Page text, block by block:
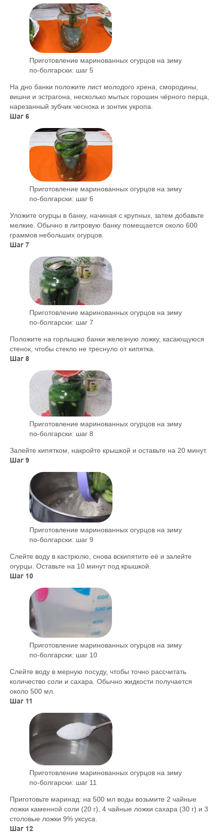
Приготовление маринованных огурцов на зиму
по-болгарски: шаг 5
На дно банки положите лист молодого хрена, смородины,
вишни и эстрагона, несколько мытых горошин чёрного перца,
нарезанный зубчик чеснока и зонтик укропа.
Шаг 6
Приготовление маринованных огурцов на зиму
по-болгарски: шаг 6
Уложите огурцы в банку, начиная с крупных, затем добавьте
мелкие. Обычно в литровую банку помещается около 600
граммов небольших огурцов.
Шаг 7
Приготовление маринованных огурцов на зиму
по-болгарски: шаг 7
Положите на горлышко банки железную ложку, касающуюся
стенок, чтобы стекло не треснуло от кипятка.
Шаг 8
Приготовление маринованных огурцов на зиму
по-болгарски: шаг 8
Залейте кипятком, накройте крышкой и оставьте на 20 минут.
Шаг 9
Приготовление маринованных огурцов на зиму
по-болгарски: шаг 9
Слейте воду в кастрюлю, снова вскипятите её и залейте
огурцы. Оставьте на 10 минут под крышкой.
Шаг 10
Приготовление маринованных огурцов на зиму
по-болгарски: шаг 10
Слейте воду в мерную посуду, чтобы точно рассчитать
количество соли и сахара. Обычно жидкости получается
около 500 мл.
Шаг 11
Приготовление маринованных огурцов на зиму
по-болгарски: шаг 11
Приготовьте маринад: на 500 мл воды возьмите 2 чайные
ложки каменной соли (20 г), 4 чайные ложки сахара (30 г) и 3
столовые ложки 9% уксуса.
Шаг 12